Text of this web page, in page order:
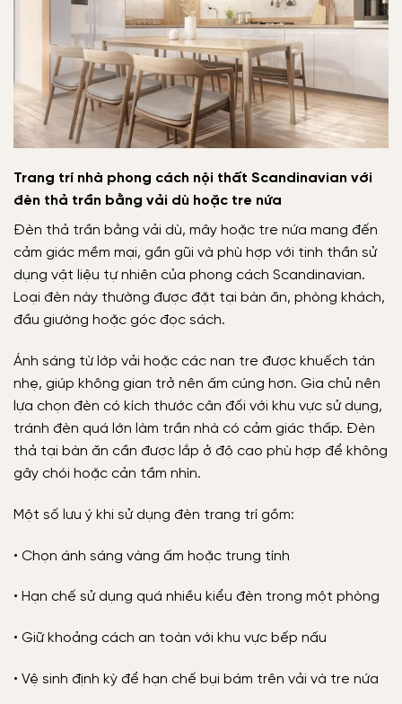
Trang trí nhà phong cách nội thất Scandinavian với
đèn thả trần bằng vải dù hoặc tre nứa
Đèn thả trần bằng vải dù, mây hoặc tre nứa mang đến
cảm giác mềm mại, gần gũi và phù hợp với tinh thần sử
dụng vật liệu tự nhiên của phong cách Scandinavian.
Loại đèn này thường được đặt tại bàn ăn, phòng khách,
đầu giường hoặc góc đọc sách.
Ánh sáng từ lớp vải hoặc các nan tre được khuếch tán
nhẹ, giúp không gian trở nên ấm cúng hơn. Gia chủ nên
lựa chọn đèn có kích thước cân đối với khu vực sử dụng,
tránh đèn quá lớn làm trần nhà có cảm giác thấp. Đèn
thả tại bàn ăn cần được lắp ở độ cao phù hợp để không
gây chói hoặc cản tầm nhìn.
Một số lưu ý khi sử dụng đèn trang trí gồm:
• Chọn ánh sáng vàng ấm hoặc trung tính
• Hạn chế sử dụng quá nhiều kiểu đèn trong một phòng
• Giữ khoảng cách an toàn với khu vực bếp nấu
• Vệ sinh định kỳ để hạn chế bụi bám trên vải và tre nứa